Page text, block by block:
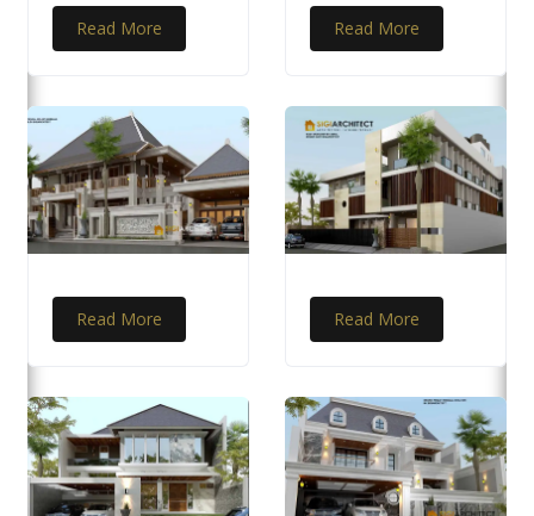
Read More Read More
Read More Read More